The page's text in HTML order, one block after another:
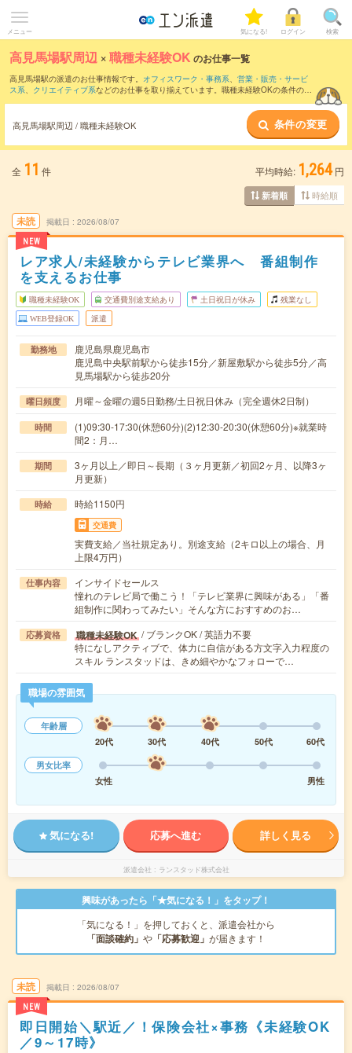
メニュー 気になる! ログイン 検索
高見馬場駅周辺 ×職種未経験OK のお仕事一覧
高見馬場駅の派遣のお仕事情報です。 オフィスワーク・事務系、 営業・販売・サービ
ス系、 クリエイティブ系などのお仕事を取り揃えています。職種未経験OKの条件の他
高見馬場駅周辺 / 職種未経験OK 条件の変更
全 11 件 平均時給: 1,264 円
新着順 時給順
未読
NEW
掲載日 2026/08/07
レア求人/未経験からテレビ業界へ 番組制作
を支えるお仕事
職種未経験OK 交通費別途支給あり 土日祝日が休み 残業なし
WEB登録OK 派遣
勤務地
鹿児島県鹿児島市
鹿児島中央駅前駅から徒歩15分／新屋敷駅から徒歩5分／高
見馬場駅から徒歩20分
曜日頻度 月曜～金曜の週5日勤務/土日祝日休み（完全週休2日制）
時間
(1)09:30-17:30(休憩60分)(2)12:30-20:30(休憩60分)※就業時
間2：月…
期間
3ヶ月以上／即日～長期（３ヶ月更新／初回2ヶ月、以降3ヶ
月更新）
時給 時給1150円
交通費
実費支給／当社規定あり。別途支給（2キロ以上の場合、月
上限4万円）
仕事内容
インサイドセールス
憧れのテレビ局で働こう！「テレビ業界に興味がある」「番
組制作に関わってみたい」そんな方におすすめのお…
応募資格 職種未経験OK / ブランクOK / 英語力不要
特になしアクティブで、体力に自信がある方文字入力程度の
スキル ランスタッドは、きめ細やかなフォローで…
職場の雰囲気
年齢層
20代
30代 40代 50代
60代
男女比率
女性
男性
気になる! 応募へ進む 詳しく見る
派遣会社 ランスタッド株式会社
興味があったら「★気になる！」をタップ！
「気になる！」を押しておくと、派遣会社から
「面談確約」 や 「応募歓迎」 が届きます！
未読
NEW
掲載日 2026/08/07
即日開始＼駅近／！保険会社×事務《未経験OK
／9～17時》